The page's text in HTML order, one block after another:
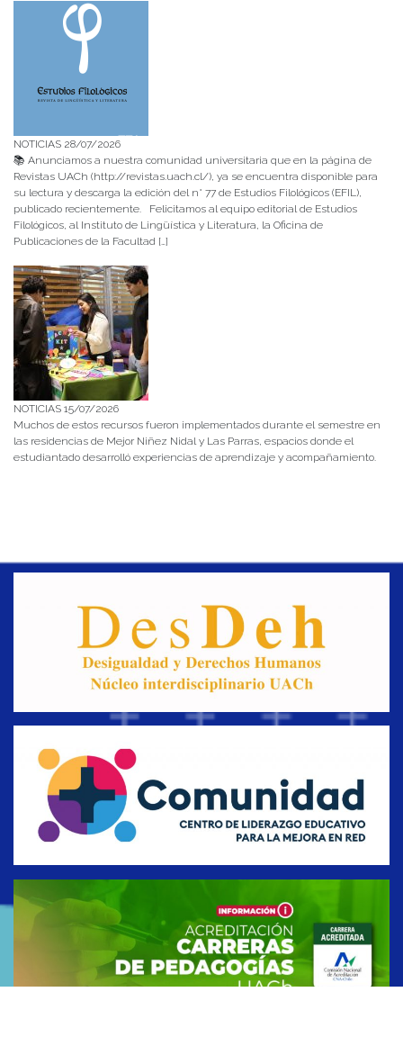
NOTICIAS 28/07/2026
📚 Anunciamos a nuestra comunidad universitaria que en la página de
Revistas UACh (http://revistas.uach.cl/), ya se encuentra disponible para
su lectura y descarga la edición del n° 77 de Estudios Filológicos (EFIL),
publicado recientemente. Felicitamos al equipo editorial de Estudios
Filológicos, al Instituto de Lingüística y Literatura, la Oficina de
Publicaciones de la Facultad […]
NOTICIAS 15/07/2026
Muchos de estos recursos fueron implementados durante el semestre en
las residencias de Mejor Niñez Nidal y Las Parras, espacios donde el
estudiantado desarrolló experiencias de aprendizaje y acompañamiento.